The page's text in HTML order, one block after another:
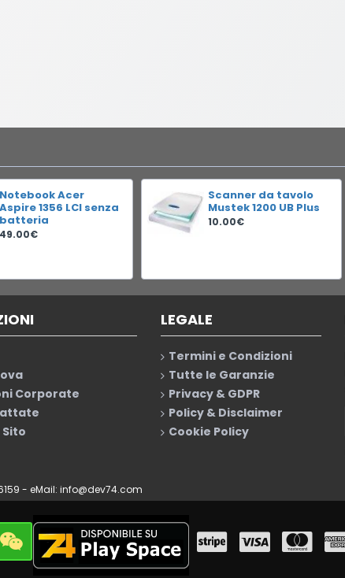
Notebook Acer
Aspire 1356 LCI senza
batteria
49.00€
Scanner da tavolo
Mustek 1200 UB Plus
10.00€
Corporate
LEGALE
Termini e Condizioni
Tutte le Garanzie
Privacy & GDPR
Policy & Disclaimer
Cookie Policy
- eMail:info@dev74.com